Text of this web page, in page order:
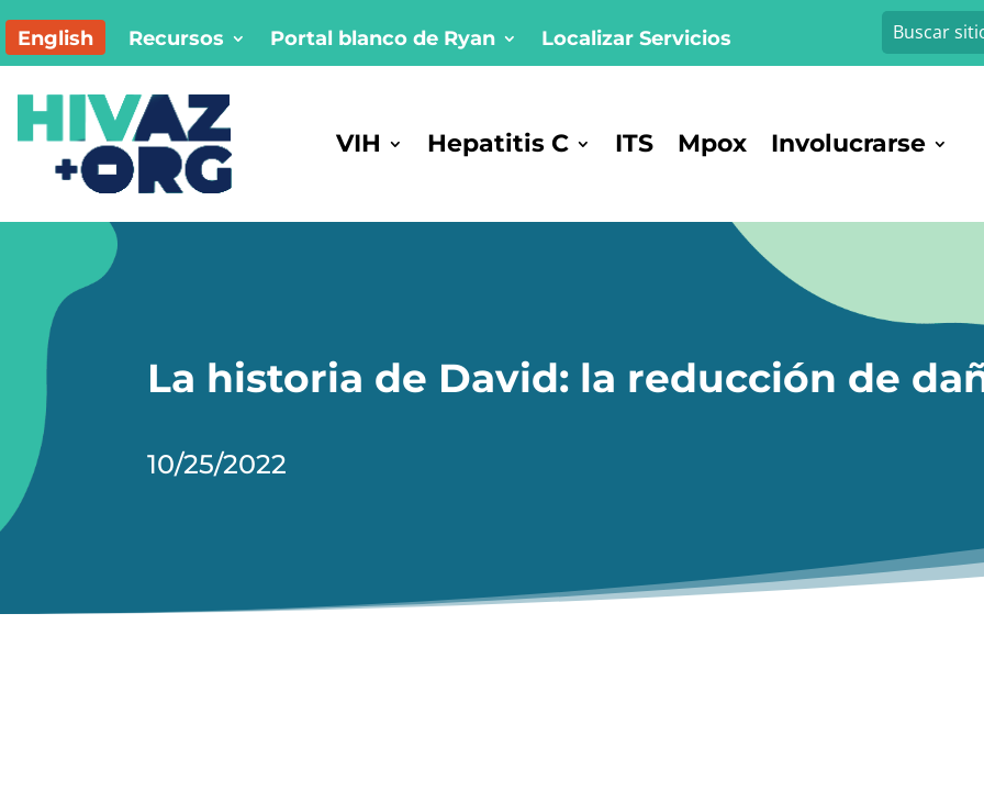
English Recursos Portal blanco de Ryan Localizar Servicios
VIH Hepatitis C ITS Mpox Involucrarse
La historia de David: la reducción de
10/25/2022